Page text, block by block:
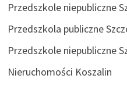
Przedszkole niepubliczne
Przedszkola publiczne
Przedszkole niepubliczne
Nieruchomości Koszalin